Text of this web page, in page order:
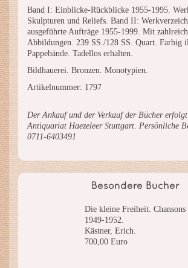
Band I: Einblicke-Rückblicke 1955-1995.
Skulpturen und Reliefs. Band II:
ausgeführte Aufträge 1955-1999. Mit
Abbildungen. 239 SS./128 SS. Quart. Farbig
Pappebände. Tadellos erhalten.
Bildhauerei. Bronzen. Monotypien.
Artikelnummer: 1797
Der Ankauf und der Verkauf der Bücher
Antiquariat Haezeleer Stuttgart. Persönliche
0711-6403491
Besondere Bücher
Die kleine Freiheit. Chansons
1949-1952.
Kästner, Erich.
700,00 Euro